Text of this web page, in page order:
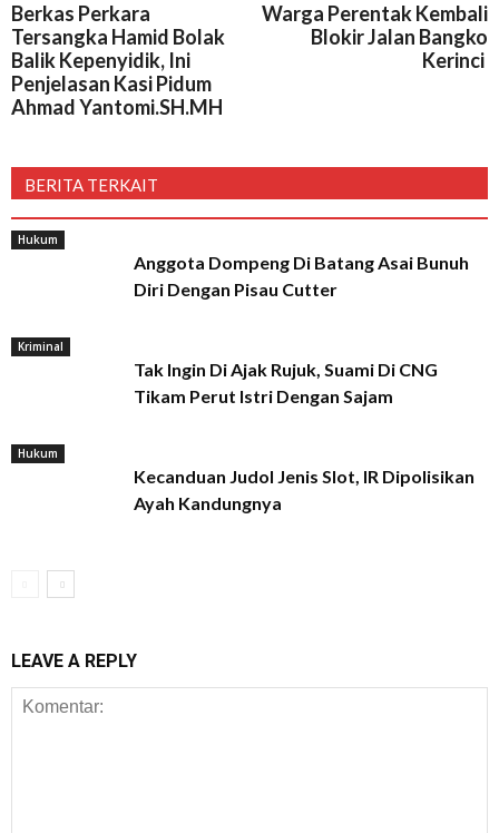
Berkas Perkara
Tersangka Hamid Bolak
Balik Kepenyidik, Ini
Penjelasan Kasi Pidum
Ahmad Yantomi.SH.MH
Warga Perentak Kembali
Blokir Jalan Bangko
Kerinci
BERITA TERKAIT
Hukum
Anggota Dompeng Di Batang Asai Bunuh
Diri Dengan Pisau Cutter
Kriminal
Tak Ingin Di Ajak Rujuk, Suami Di CNG
Tikam Perut Istri Dengan Sajam
Hukum
Kecanduan Judol Jenis Slot, IR Dipolisikan
Ayah Kandungnya
LEAVE A REPLY